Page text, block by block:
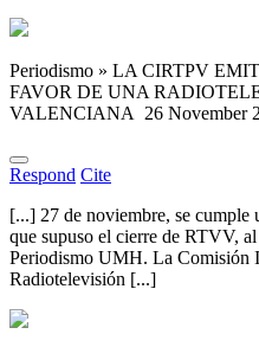
Periodismo » LA CIRTPV
FAVOR DE UNA
VALENCIANA 26 November
Respond Cite
[...] 27 de noviembre, se cumple
que supuso el cierre de RTVV,
Periodismo UMH. La Comisión
Radiotelevisión [...]